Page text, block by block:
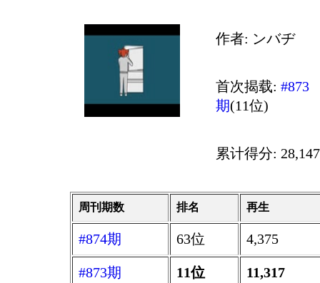
作者: ンバヂ
首次揭载: #873
期(11位)
累计得分:
周刊期数 排名 再生
#874期 63位 4,375
#873期 11位 11,317